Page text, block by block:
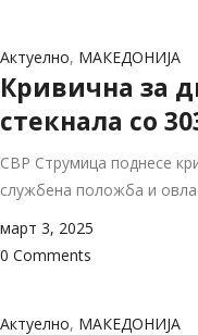
Актуелно, МАКЕДОНИЈА
Кривична за
стекнала со
СВР Струмица поднесе
службена положба и
март 3, 2025
0 Comments
Актуелно, МАКЕДОНИЈА